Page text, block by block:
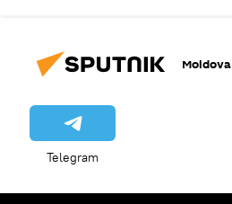
Moldova
Telegram